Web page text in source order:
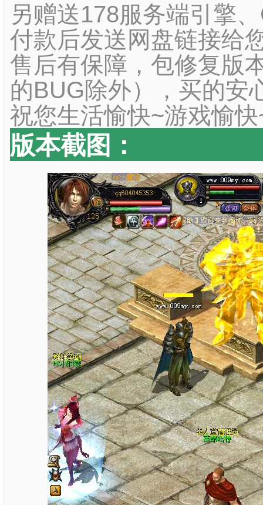
另赠送178服务端引擎
付款后发送网盘链接给
售后有保障，包修复版
的BUG除外），买的安
祝您生活愉快~游戏愉
版本截图：